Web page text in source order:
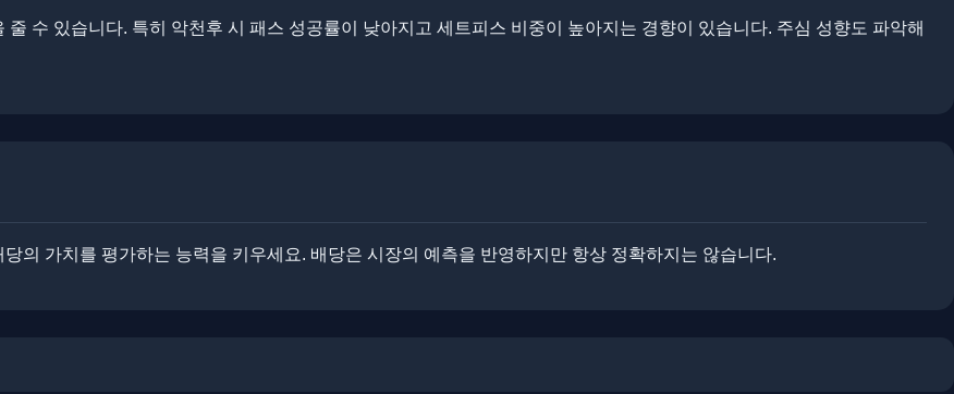
수 있습니다. ​​특히 악천후 시 패스 성공률이 낮아지고 세트피스 비중이 높아지는 경향이 있습니다. ​주심 성향도 파악해
의 가치를 평가하는 능력을 키우세요. 배당은 시장의 예측을 반영하지만 항상 정확하지는 않습니다.